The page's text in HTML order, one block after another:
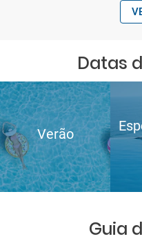
Datas
Verão
Guia